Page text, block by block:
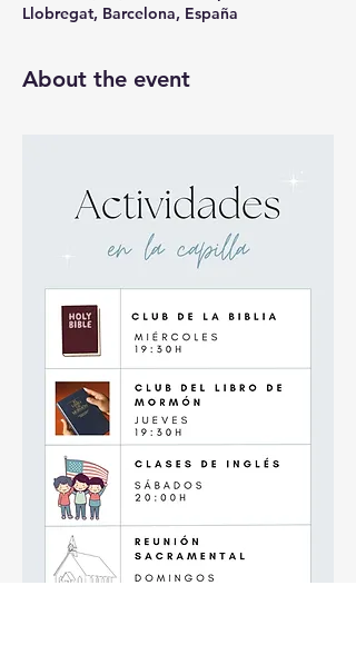
Llobregat, Barcelona, España
About the event